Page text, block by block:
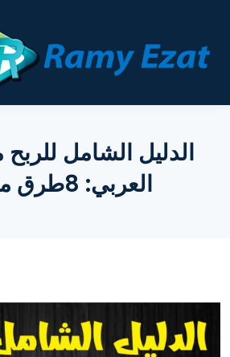
الدليل الشامل
العربي: 8طرق مختلفة